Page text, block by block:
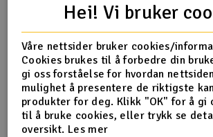
Sparkesykler & elkjøretøy
Verktøy, utstyr & tilbehør
Gavekort
Hei! Vi bruker
Våre nettsider bruker cookies/
Cookies brukes til å forbedre din
gi oss forståelse for hvordan
mulighet å presentere de riktigste
produkter for deg. Klikk "OK" for å gi
til å bruke cookies, eller trykk se
oversikt. Les mer